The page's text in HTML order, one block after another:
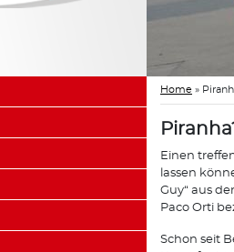
Home »
Einen
lassen
Guy“ aus
Paco Orti
Schon seit